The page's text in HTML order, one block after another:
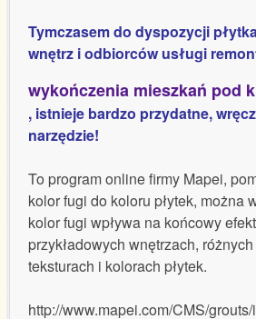
Tymczasem do dyspozycji
wnętrz i odbiorców usługi
wykończenia mieszkań pod
, istnieje bardzo przydatne,
narzędzie!
To program online firmy Mapei,
kolor fugi do koloru płytek, można
kolor fugi wpływa na końcowy
przykładowych wnętrzach,
teksturach i kolorach płytek.
http://www.mapei.com/CMS/